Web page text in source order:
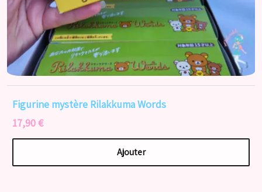
Figurine mystère Rilakkuma Words
17,90 €
Ajouter